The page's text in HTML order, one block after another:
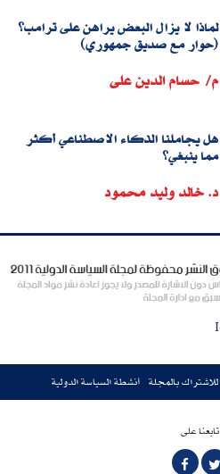
لماذا لا يزال البعض يراهن على ترامب؟
(حوار مع صديق جمهوري)
م/ حسام الدين على
هل يجاملنا الذكاء الاصطناعي أكثر
مما ينبغي؟
د. خالد وليد محمود
للاشتراك بالمجلة أنشطة السياسة الدولية
تابعنا على